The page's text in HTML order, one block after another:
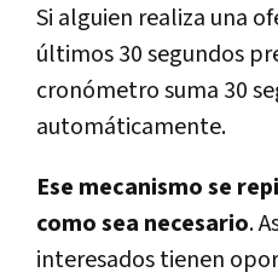
Si alguien realiza una
últimos 30 segundos
cronómetro suma 30
automáticamente.
Ese mecanismo se
como sea necesario.
interesados tienen